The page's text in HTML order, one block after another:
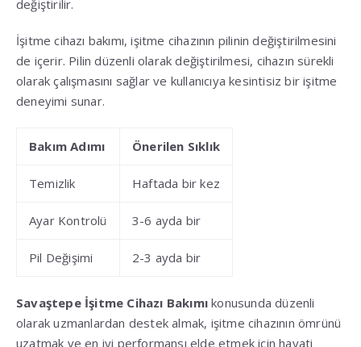
değiştirilir.
İşitme cihazı bakımı, işitme cihazının pilinin değiştirilmesini
de içerir. Pilin düzenli olarak değiştirilmesi, cihazın sürekli
olarak çalışmasını sağlar ve kullanıcıya kesintisiz bir işitme
deneyimi sunar.
Bakım Adımı Önerilen Sıklık
Temizlik Haftada bir kez
Ayar Kontrolü 3-6 ayda bir
Pil Değişimi 2-3 ayda bir
Savaştepe İşitme Cihazı Bakımı konusunda düzenli
olarak uzmanlardan destek almak, işitme cihazının ömrünü
uzatmak ve en iyi performansı elde etmek için hayati